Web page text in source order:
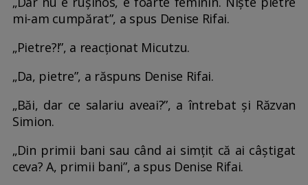
mi-am cumpărat”, a spus Denise Rifai.
„Pietre?!”, a reacționat Micutzu.
„Da, pietre”, a răspuns Denise Rifai.
„Băi, dar ce salariu aveai?”, a întrebat și Răzvan
Simion.
„Din primii bani sau când ai simțit că ai câștigat
ceva? A, primii bani”, a spus Denise Rifai.